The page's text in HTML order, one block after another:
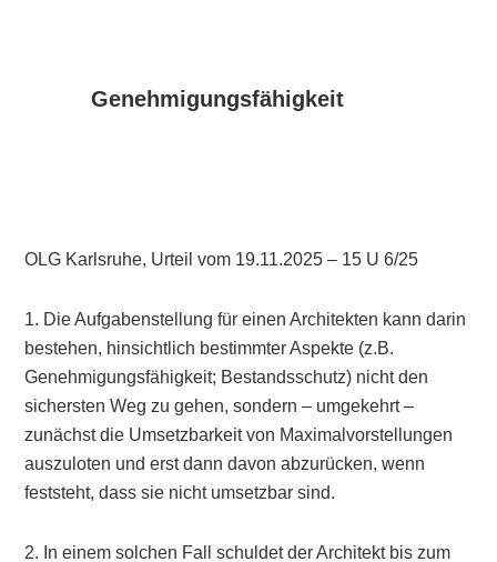
Genehmigungsfähigkeit
OLG Karlsruhe, Urteil vom 19.11.2025 – 15 U 6/25
1. Die Aufgabenstellung für einen Architekten kann darin
bestehen, hinsichtlich bestimmter Aspekte (z.B.
Genehmigungsfähigkeit; Bestandsschutz) nicht den
sichersten Weg zu gehen, sondern – umgekehrt –
zunächst die Umsetzbarkeit von Maximalvorstellungen
auszuloten und erst dann davon abzurücken, wenn
feststeht, dass sie nicht umsetzbar sind.
2. In einem solchen Fall schuldet der Architekt bis zum